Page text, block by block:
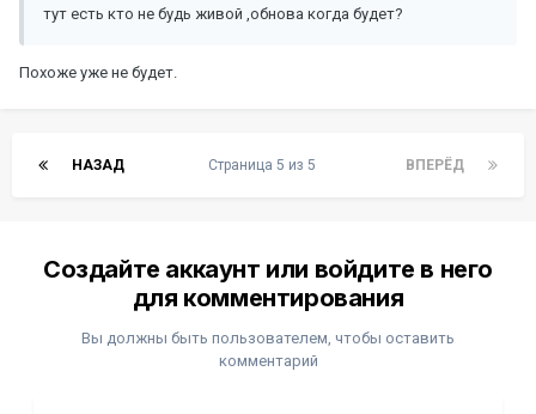
тут есть кто не будь живой ,обнова когда будет?
Похоже уже не будет.
НАЗАД ВПЕРЁД
Страница 5 из 5
Создайте аккаунт или войдите в него
для комментирования
Вы должны быть пользователем, чтобы оставить
комментарий